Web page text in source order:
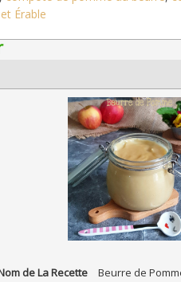
Érable
de La Recette
Beurre de